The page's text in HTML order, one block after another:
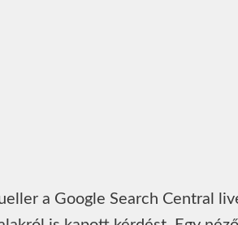
a Google Search Central